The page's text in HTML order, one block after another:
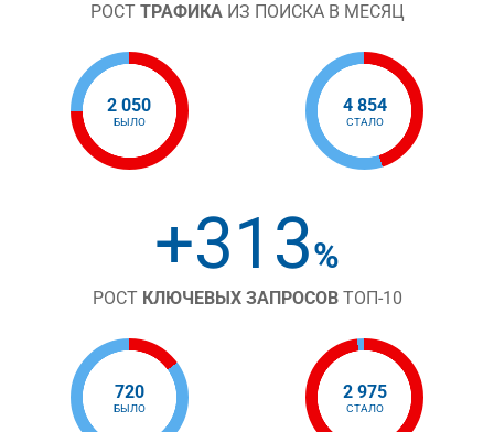
РОСТ ТРАФИКАИЗ ПОИСКА В МЕСЯЦ
2 050
БЫЛО
4 854
СТАЛО
+313%
РОСТ КЛЮЧЕВЫХ ЗАПРОСОВТОП-10
720
БЫЛО
2 975
СТАЛО